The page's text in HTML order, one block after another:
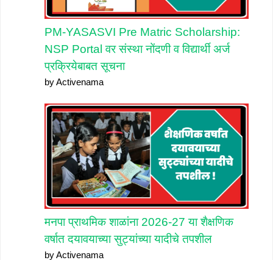
PM-YASASVI Pre Matric Scholarship:
NSP Portal वर संस्था नोंदणी व विद्यार्थी अर्ज
प्रक्रियेबाबत सूचना
by Activenama
मनपा प्राथमिक शाळांना 2026-27 या शैक्षणिक
वर्षात दयावयाच्या सुट्यांच्या यादीचे तपशील
by Activenama